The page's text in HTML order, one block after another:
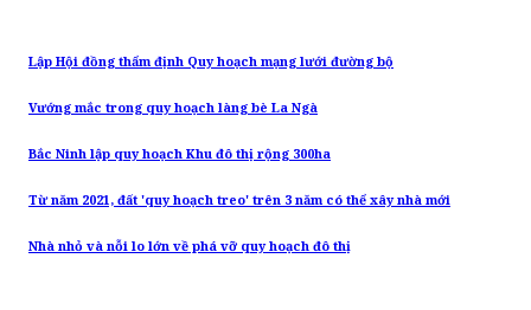
Lập Hội đồng thẩm định Quy hoạch mạng lưới đường bộ
Vướng mắc trong quy hoạch làng bè La Ngà
Bắc Ninh lập quy hoạch Khu đô thị rộng 300ha
Từ năm 2021, đất 'quy hoạch treo' trên 3 năm có thể xây nhà mới
Nhà nhỏ và nỗi lo lớn về phá vỡ quy hoạch đô thị